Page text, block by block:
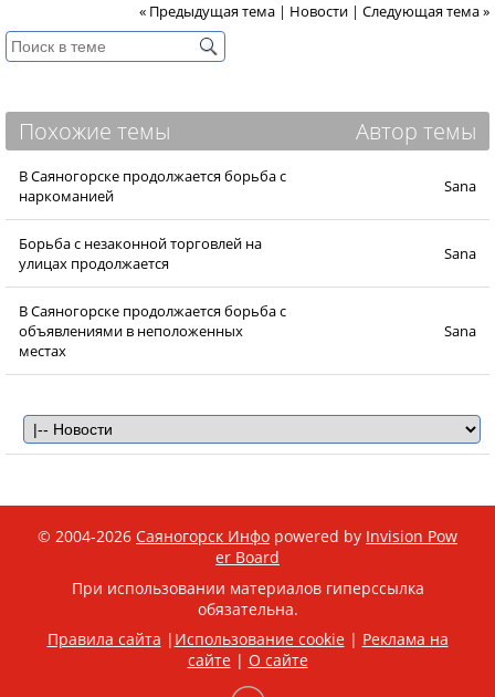
« Предыдущая тема | Новости | Следующая тема »
Похожие темы Автор темы
В Саяногорске продолжается борьба с
наркоманией
Sana
Борьба с незаконной торговлей на
улицах продолжается
Sana
В Саяногорске продолжается борьба с
объявлениями в неположенных
местах
Sana
© 2004-2026 Саяногорск Инфо powered by Invision Pow
er Board
При использовании материалов гиперссылка
обязательна.
Правила сайта | Использование cookie| Реклама на
сайте| О сайте